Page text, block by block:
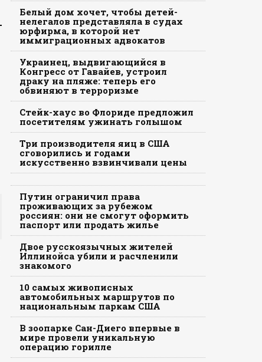
Белый дом хочет, чтобы детей-
нелегалов представляла в судах
юрфирма, в которой нет
иммиграционных адвокатов
Украинец, выдвигающийся в
Конгресс от Гавайев, устроил
драку на пляже: теперь его
обвиняют в терроризме
Стейк-хаус во Флориде предложил
посетителям ужинать голышом
Три производителя яиц в США
сговорились и годами
искусственно взвинчивали цены
Путин ограничил права
проживающих за рубежом
россиян: они не смогут оформить
паспорт или продать жилье
Двое русскоязычных жителей
Иллинойса убили и расчленили
знакомого
10 самых живописных
автомобильных маршрутов по
национальным паркам США
В зоопарке Сан-Диего впервые в
мире провели уникальную
операцию горилле